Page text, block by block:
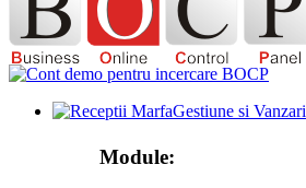
Gestiune si Vanzari
Module: